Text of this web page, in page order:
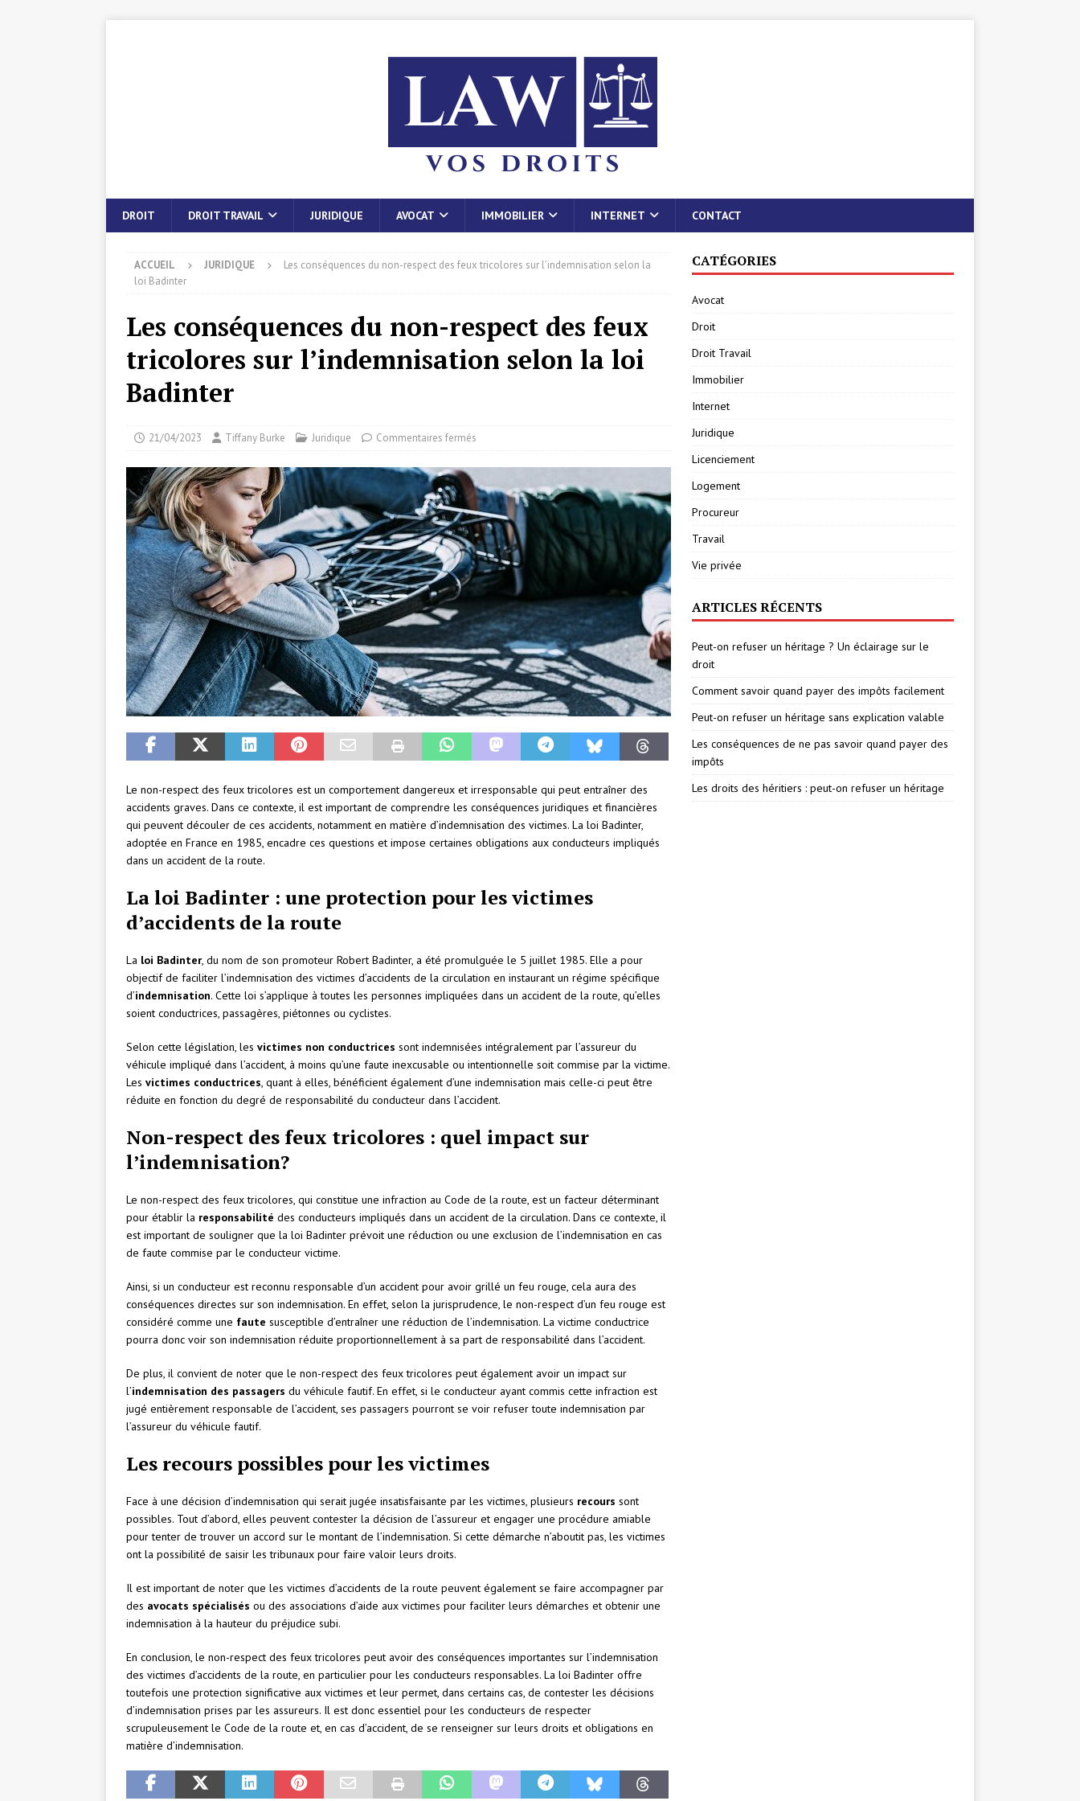
DROIT DROIT TRAVAIL JURIDIQUE AVOCAT IMMOBILIER INTERNET CONTACT
ACCUEIL JURIDIQUE
Les conséquences du non-respect des feux tricolores sur l’indemnisation selon la
loi Badinter
Les conséquences du non-respect des feux
tricolores sur l’indemnisation selon la loi
Badinter
21/04/2023 Tiffany Burke Juridique Commentaires fermés
Le non-respect des feux tricolores est un comportement dangereux et irresponsable qui peut entraîner des
accidents graves. Dans ce contexte, il est important de comprendre les conséquences juridiques et financières
qui peuvent découler de ces accidents, notamment en matière d’indemnisation des victimes. La loi Badinter,
adoptée en France en 1985, encadre ces questions et impose certaines obligations aux conducteurs impliqués
dans un accident de la route.
La loi Badinter : une protection pour les victimes
d’accidents de la route
La loi Badinter, du nom de son promoteur Robert Badinter, a été promulguée le 5 juillet 1985. Elle a pour
objectif de faciliter l’indemnisation des victimes d’accidents de la circulation en instaurant un régime spécifique
d’indemnisation. Cette loi s’applique à toutes les personnes impliquées dans un accident de la route, qu’elles
soient conductrices, passagères, piétonnes ou cyclistes.
Selon cette législation, les victimes non conductrices sont indemnisées intégralement par l’assureur du
véhicule impliqué dans l’accident, à moins qu’une faute inexcusable ou intentionnelle soit commise par la victime.
Les victimes conductrices, quant à elles, bénéficient également d’une indemnisation mais celle-ci peut être
réduite en fonction du degré de responsabilité du conducteur dans l’accident.
Non-respect des feux tricolores : quel impact sur
l’indemnisation?
Le non-respect des feux tricolores, qui constitue une infraction au Code de la route, est un facteur déterminant
pour établir la responsabilité des conducteurs impliqués dans un accident de la circulation. Dans ce contexte, il
est important de souligner que la loi Badinter prévoit une réduction ou une exclusion de l’indemnisation en cas
de faute commise par le conducteur victime.
Ainsi, si un conducteur est reconnu responsable d’un accident pour avoir grillé un feu rouge, cela aura des
conséquences directes sur son indemnisation. En effet, selon la jurisprudence, le non-respect d’un feu rouge est
considéré comme une faute susceptible d’entraîner une réduction de l’indemnisation. La victime conductrice
pourra donc voir son indemnisation réduite proportionnellement à sa part de responsabilité dans l’accident.
De plus, il convient de noter que le non-respect des feux tricolores peut également avoir un impact sur
l’indemnisation des passagers du véhicule fautif. En effet, si le conducteur ayant commis cette infraction est
jugé entièrement responsable de l’accident, ses passagers pourront se voir refuser toute indemnisation par
l’assureur du véhicule fautif.
Les recours possibles pour les victimes
Face à une décision d’indemnisation qui serait jugée insatisfaisante par les victimes, plusieurs recours sont
possibles. Tout d’abord, elles peuvent contester la décision de l’assureur et engager une procédure amiable
pour tenter de trouver un accord sur le montant de l’indemnisation. Si cette démarche n’aboutit pas, les victimes
ont la possibilité de saisir les tribunaux pour faire valoir leurs droits.
Il est important de noter que les victimes d’accidents de la route peuvent également se faire accompagner par
des avocats spécialisés ou des associations d’aide aux victimes pour faciliter leurs démarches et obtenir une
indemnisation à la hauteur du préjudice subi.
En conclusion, le non-respect des feux tricolores peut avoir des conséquences importantes sur l’indemnisation
des victimes d’accidents de la route, en particulier pour les conducteurs responsables. La loi Badinter offre
toutefois une protection significative aux victimes et leur permet, dans certains cas, de contester les décisions
d’indemnisation prises par les assureurs. Il est donc essentiel pour les conducteurs de respecter
scrupuleusement le Code de la route et, en cas d’accident, de se renseigner sur leurs droits et obligations en
matière d’indemnisation.
CATÉGORIES
Avocat
Droit
Droit Travail
Immobilier
Internet
Juridique
Licenciement
Logement
Procureur
Travail
Vie privée
ARTICLES RÉCENTS
Peut-on refuser un héritage ? Un éclairage sur le
droit
Comment savoir quand payer des impôts facilement
Peut-on refuser un héritage sans explication valable
Les conséquences de ne pas savoir quand payer des
impôts
Les droits des héritiers : peut-on refuser un héritage